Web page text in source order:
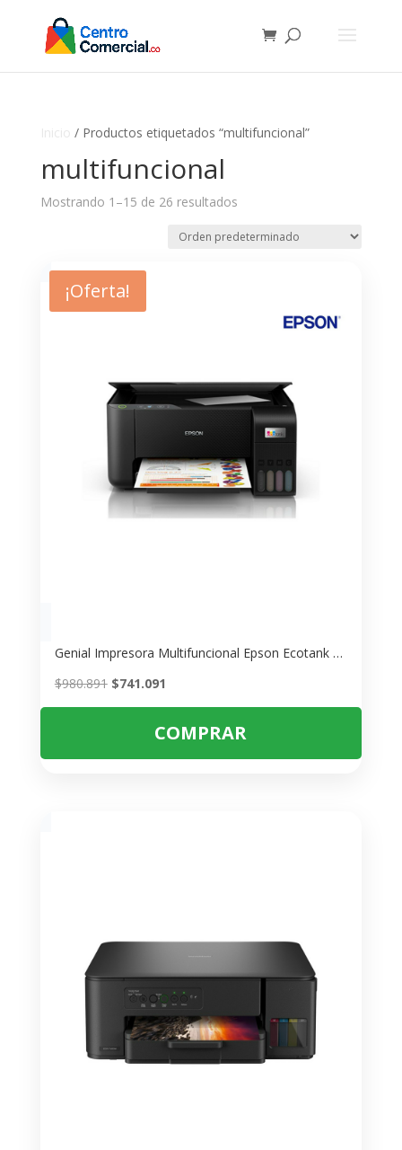
/ Productos etiquetados “multifuncional”
multifuncional
Mostrando 1–15 de 26 resultados
¡Oferta!
Genial Impresora Multifuncional Epson Ecotank L3210
$980.891 El
precio
$741.091
precio
actual
es:
COMPRAR